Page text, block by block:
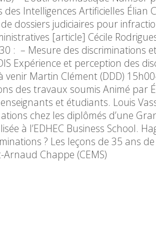
Intelligences Artificielles Élian
dossiers judiciaires pour
[article] Cécile
: – Mesure des discriminations
Expérience et perception des
Martin Clément (DDD)
des travaux soumis Animé par
et étudiants. Louis
chez les diplômés d’une
à l’EDHEC Business School.
? Les leçons de 35 ans
Chappe (CEMS)